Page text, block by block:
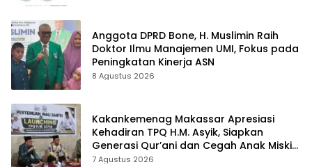
Anggota DPRD Bone, H. Muslimin Raih
Doktor Ilmu Manajemen UMI, Fokus pada
Peningkatan Kinerja ASN
8 Agustus 2026
Kakankemenag Makassar Apresiasi
Kehadiran TPQ H.M. Asyik, Siapkan
Generasi Qur’ani dan Cegah Anak Miskin
Spiritualitas
7 Agustus 2026